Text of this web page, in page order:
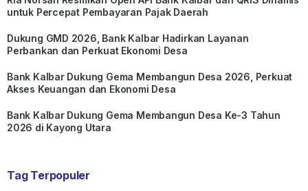
untuk Percepat Pembayaran Pajak Daerah
Dukung GMD 2026, Bank Kalbar Hadirkan Layanan
Perbankan dan Perkuat Ekonomi Desa
Bank Kalbar Dukung Gema Membangun Desa 2026, Perkuat
Akses Keuangan dan Ekonomi Desa
Bank Kalbar Dukung Gema Membangun Desa Ke-3 Tahun
2026 di Kayong Utara
Tag Terpopuler